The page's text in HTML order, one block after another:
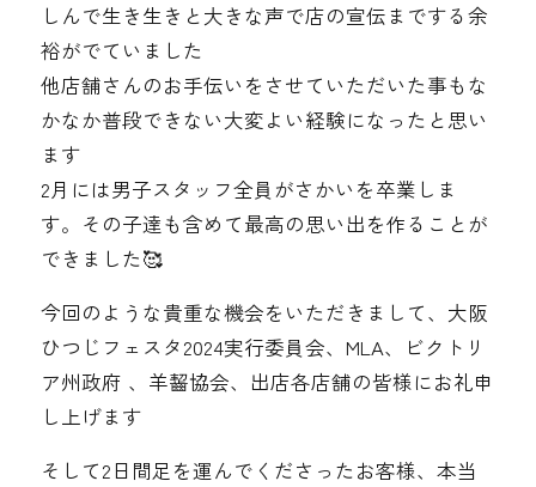
しんで生き生きと大きな声で店の宣伝までする余
裕がでていました️
他店舗さんのお手伝いをさせていただいた事もな
かなか普段できない大変よい経験になったと思い
ます
2月には男子スタッフ全員がさかいを卒業しま
す。その子達も含めて最高の思い出を作ることが
できました🥰
今回のような貴重な機会をいただきまして、大阪
ひつじフェスタ2024実行委員会、MLA、ビクトリ
ア州政府 、羊齧協会、出店各店舗の皆様にお礼申
し上げます
そして2日間足を運んでくださったお客様、本当